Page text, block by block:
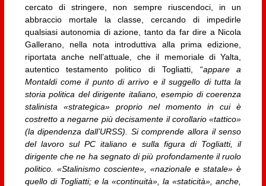
cercato di stringere, non sempre riuscendoci, in un
abbraccio mortale la classe, cercando di impedirle
qualsiasi autonomia di azione, tanto da far dire a Nicola
Gallerano, nella nota introduttiva alla prima edizione,
riportata anche nell’attuale, che il memoriale di Yalta,
autentico testamento politico di Togliatti, “appare a
Montaldi come il punto di arrivo e il suggello di tutta la
storia politica del dirigente italiano, esempio di coerenza
stalinista «strategica» proprio nel momento in cui è
costretto a negarne più decisamente il corollario «tattico»
(la dipendenza dall’URSS). Si comprende allora il senso
del lavoro sul PC italiano e sulla figura di Togliatti, il
dirigente che ne ha segnato di più profondamente il ruolo
politico. «Stalinismo cosciente», «nazionale e statale» è
quello di Togliatti; e la «continuità», la «staticità», anche,